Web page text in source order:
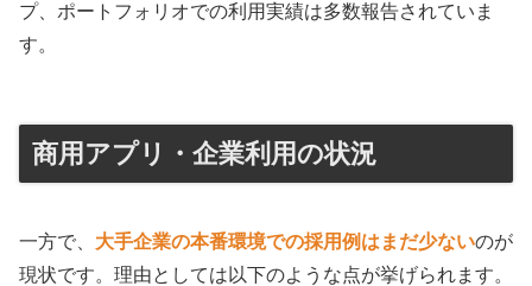
プ、ポートフォリオでの利用実績は多数報告されていま
す。
商用アプリ・企業利用の状況
一方で、 大手企業の本番環境での採用例はまだ少ないのが
現状です。理由としては以下のような点が挙げられます。